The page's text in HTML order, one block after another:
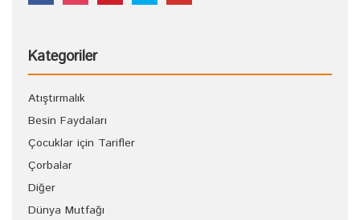
Kategoriler
Atıştırmalık
Besin Faydaları
Çocuklar için Tarifler
Çorbalar
Diğer
Dünya Mutfağı